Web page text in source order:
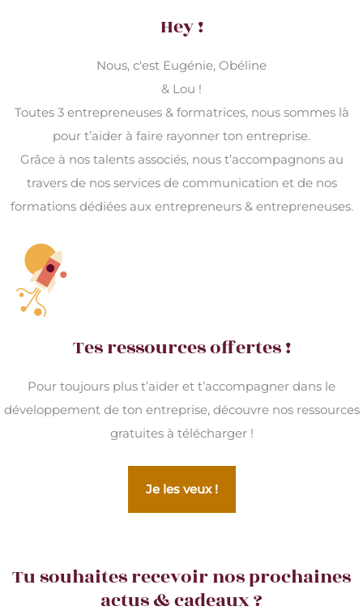
Hey !
Nous, c'est Eugénie, Obéline
& Lou !
Toutes 3 entrepreneuses & formatrices, nous sommes là
pour t’aider à faire rayonner ton entreprise.
Grâce à nos talents associés, nous t’accompagnons au
travers de nos services de communication et de nos
formations dédiées aux entrepreneurs & entrepreneuses.
Tes ressources offertes !
Pour toujours plus t’aider et t’accompagner dans le
développement de ton entreprise, découvre nos ressources
gratuites à télécharger !
Je les veux !
Tu souhaites recevoir nos prochaines
actus & cadeaux ?